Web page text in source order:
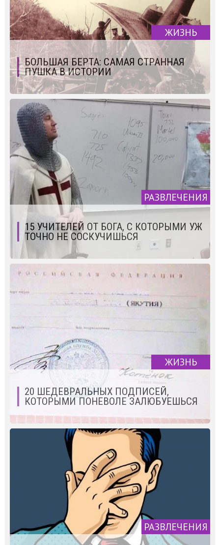
ЖИЗНЬ
БОЛЬШАЯ БЕРТА: САМАЯ СТРАННАЯ
ПУШКА В ИСТОРИИ
РАЗВЛЕЧЕНИЯ
15 УЧИТЕЛЕЙ ОТ БОГА, С КОТОРЫМИ УЖ
ТОЧНО НЕ СОСКУЧИШЬСЯ
ЖИЗНЬ
20 ШЕДЕВРАЛЬНЫХ ПОДПИСЕЙ,
КОТОРЫМИ ПОНЕВОЛЕ ЗАЛЮБУЕШЬСЯ
РАЗВЛЕЧЕНИЯ